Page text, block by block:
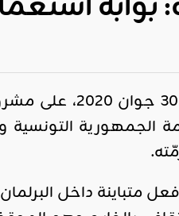
15 أفريل 2019 بين حكومة
متباينة داخل